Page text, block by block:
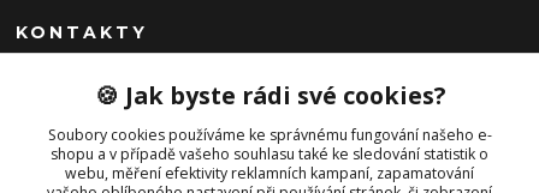
KONTAKTY
+420 792 757 523
obchod@cajkservis.cz
🍪 Jak byste rádi své cookies?
Soubory cookies používáme ke správnému fungování našeho e-
shopu a v případě vašeho souhlasu také ke sledování statistik o
webu, měření efektivity reklamních kampaní, zapamatování